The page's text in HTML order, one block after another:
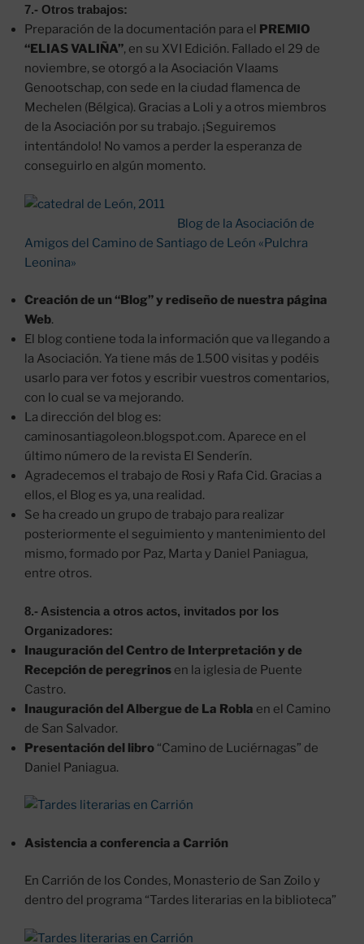
7.- Otros trabajos:
Preparación de la documentación para el
PREMIO
“ELIAS VALIÑA”, en su XVI Edición. Fallado el 29 de
noviembre, se otorgó a la Asociación Vlaams
Genootschap, con sede en la ciudad flamenca de
Mechelen (Bélgica). Gracias a Loli y a otros miembros
de la Asociación por su trabajo. ¡Seguiremos
intentándolo! No vamos a perder la esperanza de
conseguirlo en algún momento.
Blog de la Asociación de
Amigos del Camino de Santiago de León «Pulchra
Leonina»
Creación de un “Blog” y rediseño de nuestra página
Web.
El blog contiene toda la información que va llegando a
la Asociación. Ya tiene más de 1.500 visitas y podéis
usarlo para ver fotos y escribir vuestros comentarios,
con lo cual se va mejorando.
La dirección del blog es:
caminosantiagoleon.blogspot.com. Aparece en el
último número de la revista El Senderín.
Agradecemos el trabajo de Rosi y Rafa Cid. Gracias a
ellos, el Blog es ya, una realidad.
Se ha creado un grupo de trabajo para realizar
posteriormente el seguimiento y mantenimiento del
mismo, formado por Paz, Marta y Daniel Paniagua,
entre otros.
8.- Asistencia a otros actos, invitados por los
Organizadores:
Inauguración del Centro de Interpretación y de
Recepción de peregrinos en la iglesia de Puente
Castro.
Inauguración del Albergue de La Robla en el Camino
de San Salvador.
Presentación del libro “Camino de Luciérnagas” de
Daniel Paniagua.
Asistencia a conferencia a Carrión
En Carrión de los Condes, Monasterio de San Zoilo y
dentro del programa “Tardes literarias en la biblioteca”